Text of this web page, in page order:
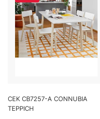
CEK CB7257-A CONNUBIA
TEPPICH